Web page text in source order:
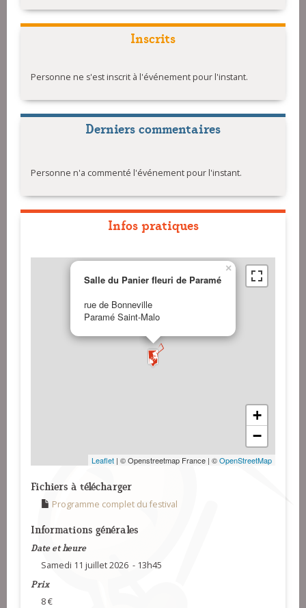
Inscrits
Personne ne s'est inscrit à l'événement pour l'instant.
Derniers commentaires
Personne n'a commenté l'événement pour l'instant.
Infos pratiques
Salle du Panier fleuri de Paramé
rue de Bonneville
Paramé Saint-Malo
×
+
−
Leaflet | © Openstreetmap France | ©OpenStreetMap
Fichiers à télécharger
Programme complet du festival
Informations générales
Date et heure
Samedi 11 juillet 2026 - 13h45
Prix
8 €